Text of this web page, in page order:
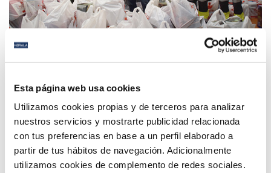
Esta página web usa cookies
Utilizamos cookies propias y de terceros para analizar
nuestros servicios y mostrarte publicidad relacionada
con tus preferencias en base a un perfil elaborado a
partir de tus hábitos de navegación. Adicionalmente
utilizamos cookies de complemento de redes sociales.
Hidralia dona más de un centenar de juguetes para
juguetes’ de la Asociación de Reyes Magos de San
Fernando
Anterior Siguiente